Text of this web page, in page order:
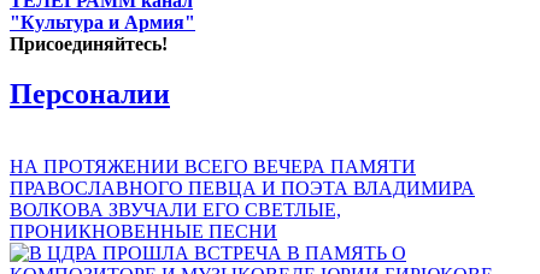
"Культура и Армия"
Присоединяйтесь!
Персоналии
НА ПРОТЯЖЕНИИ ВСЕГО ВЕЧЕРА ПАМЯТИ
ПРАВОСЛАВНОГО ПЕВЦА И ПОЭТА ВЛАДИМИРА
ВОЛКОВА ЗВУЧАЛИ ЕГО СВЕТЛЫЕ,
ПРОНИКНОВЕННЫЕ ПЕСНИ